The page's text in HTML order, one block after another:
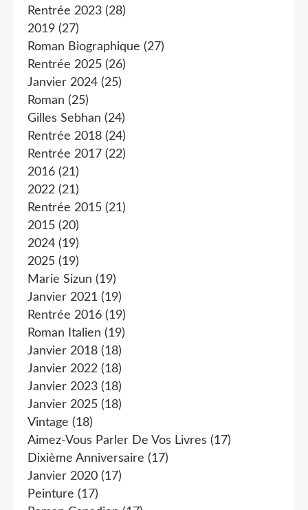
Rentrée 2023 (28)
2019 (27)
Roman Biographique (27)
Rentrée 2025 (26)
Janvier 2024 (25)
Roman (25)
Gilles Sebhan (24)
Rentrée 2018 (24)
Rentrée 2017 (22)
2016 (21)
2022 (21)
Rentrée 2015 (21)
2015 (20)
2024 (19)
2025 (19)
Marie Sizun (19)
Janvier 2021 (19)
Rentrée 2016 (19)
Roman Italien (19)
Janvier 2018 (18)
Janvier 2022 (18)
Janvier 2023 (18)
Janvier 2025 (18)
Vintage (18)
Aimez-Vous Parler De Vos Livres (17)
Dixième Anniversaire (17)
Janvier 2020 (17)
Peinture (17)